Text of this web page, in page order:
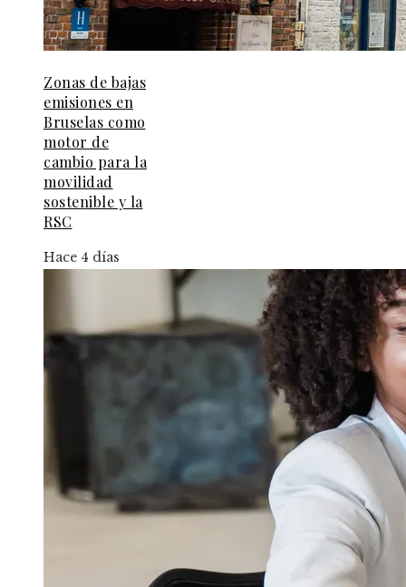
Zonas de bajas
emisiones en
Bruselas como
motor de
cambio para la
movilidad
sostenible y la
RSC
Hace 4 días